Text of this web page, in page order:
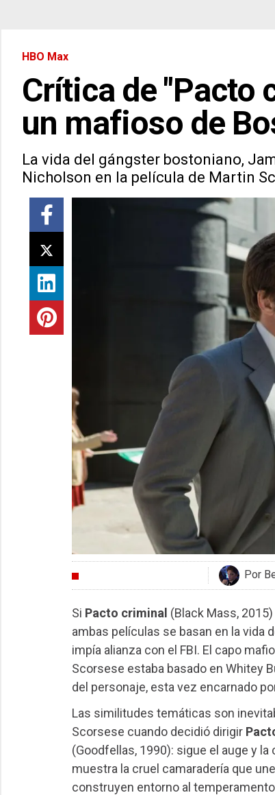
HBO Max
Crítica de "Pacto
un mafioso de
La vida del gángster bostoniano,
Nicholson en la película de Martin
Por
Si Pacto criminal (Black Mass,
ambas películas se basan en la vida
impía alianza con el FBI. El capo
Scorsese estaba basado en Whitey
del personaje, esta vez encarnado
Las similitudes temáticas son
Scorsese cuando decidió dirigir
(Goodfellas, 1990): sigue el auge y
muestra la cruel camaradería que
construyen entorno al